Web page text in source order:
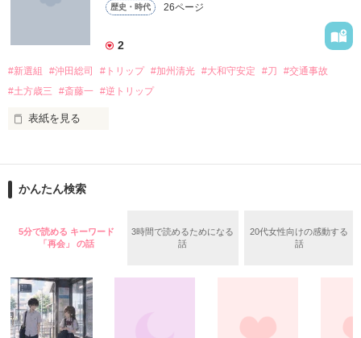
作品を読む
歴史・時代 26ページ
2
#新選組 #沖田総司 #トリップ #加州清光 #大和守安定 #刀
#交通事故
#土方歳三
#斎藤一 #逆トリップ
表紙を見る
ると、そこは新撰組の存在している幕末の江戸時代だった。そ
る方法は？自分は沖田として生きていくしかないのか？！
作品を読む
かんたん検索
5分で読める キーワード
「再会」 の話
3時間で読めるためになる
話
20代女性向けの感動する
話